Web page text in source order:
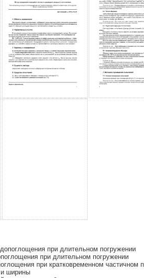
при длительном погружении
при длительном погружении
при кратковременном частичном
и ширины